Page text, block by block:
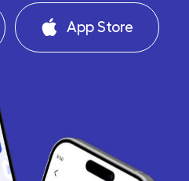
App Store